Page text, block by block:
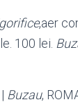
,aer
100 lei.
Buzau,